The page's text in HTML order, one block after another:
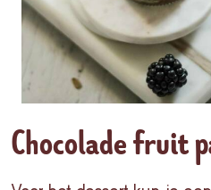
Chocolade fruit